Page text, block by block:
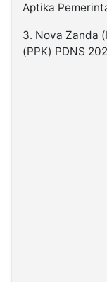
Aptika
3. Nova Zanda
(PPK) PDNS